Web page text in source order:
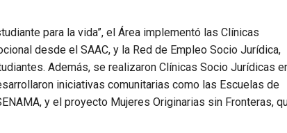
para la vida”, el Área implementó las Clínicas
desde el SAAC, y la Red de Empleo Socio Jurídica,
Además, se realizaron Clínicas Socio Jurídicas
iniciativas comunitarias como las Escuelas de
y el proyecto Mujeres Originarias sin Fronteras,